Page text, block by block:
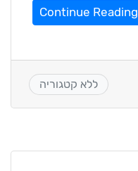
Continue Reading
ללא קטגוריה